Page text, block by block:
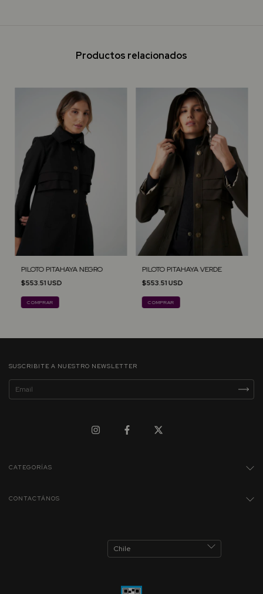
Productos relacionados
PILOTO PITAHAYA NEGRO
$553.51 USD
COMPRAR
PILOTO PITAHAYA VERDE
$553.51 USD
COMPRAR
SUSCRIBITE A NUESTRO NEWSLETTER
CATEGORÍAS
CONTACTÁNOS